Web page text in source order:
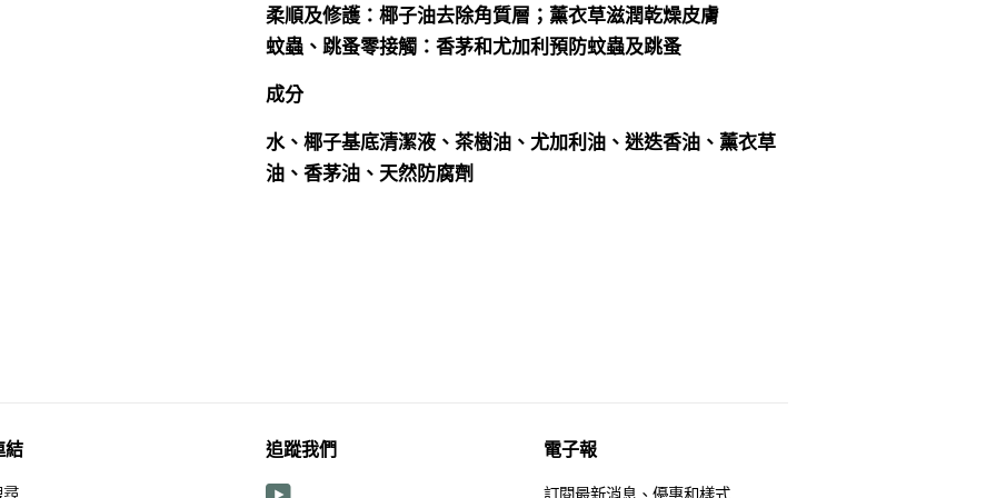
柔順及修護：椰子油去除角質層；薰衣草滋潤乾燥皮膚
蚊蟲、跳蚤零接觸：香茅和尤加利預防蚊蟲及跳蚤
成分
水、椰子基底清潔液、茶樹油、尤加利油、迷迭香油、薰衣草
油、香茅油、天然防腐劑
結 追蹤我們 電子報